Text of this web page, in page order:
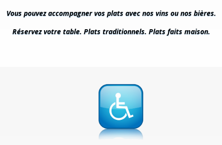
Vous pouvez accompagner vos plats avec nos vins ou nos bières.
Réservez votre table. Plats traditionnels. Plats faits maison.